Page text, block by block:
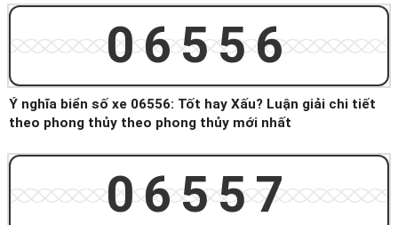
06556
Ý nghĩa biển số xe 06556: Tốt hay Xấu? Luận giải chi tiết
theo phong thủy theo phong thủy mới nhất
06557